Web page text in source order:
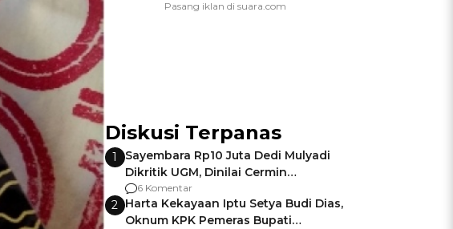
Diskusi Terpanas
1
Sayembara Rp10 Juta Dedi Mulyadi
Dikritik UGM, Dinilai Cermin
Gagalnya Negara Jamin Keamanan
6 Komentar
2 Harta Kekayaan Iptu Setya Budi Dias,
Oknum KPK Pemeras Bupati